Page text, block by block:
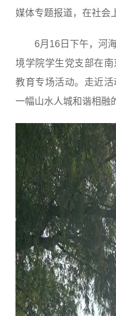
媒体专题报道，在社会
6月16日下午，河
境学院学生党支部在
教育专场活动。走近活
一幅山水人城和谐相融